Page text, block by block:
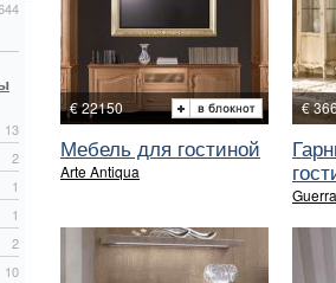
13
2
1
1
2
10
€ 22150
Мебель для гостиной
Arte Antiqua
€